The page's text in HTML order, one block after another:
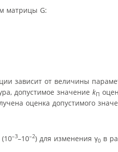
матрицы G:
зависит от величины
допустимое значение kП
оценка допустимого
(10–3–10–2) для изменения γ0 в